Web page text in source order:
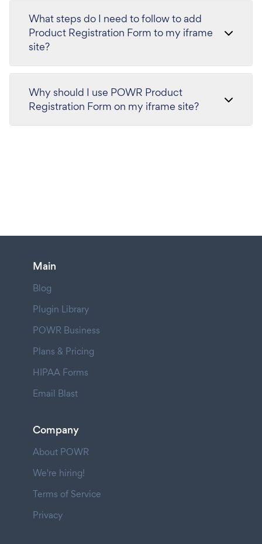
What steps do I need to follow to add
Product Registration Form to my iframe
site?
Why should I use POWR Product
Registration Form on my iframe site?
Main
Blog
Plugin Library
POWR Business
Plans & Pricing
HIPAA Forms
Email Blast
Company
About POWR
We're hiring!
Terms of Service
Privacy